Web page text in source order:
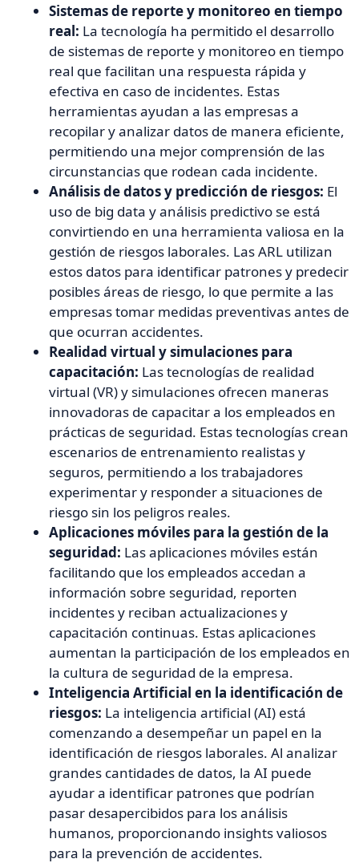
Sistemas de reporte y monitoreo en tiempo
real: La tecnología ha permitido el desarrollo
de sistemas de reporte y monitoreo en tiempo
real que facilitan una respuesta rápida y
efectiva en caso de incidentes. Estas
herramientas ayudan a las empresas a
recopilar y analizar datos de manera eficiente,
permitiendo una mejor comprensión de las
circunstancias que rodean cada incidente.
Análisis de datos y predicción de riesgos: El
uso de big data y análisis predictivo se está
convirtiendo en una herramienta valiosa en la
gestión de riesgos laborales. Las ARL utilizan
estos datos para identificar patrones y predecir
posibles áreas de riesgo, lo que permite a las
empresas tomar medidas preventivas antes de
que ocurran accidentes.
Realidad virtual y simulaciones para
capacitación: Las tecnologías de realidad
virtual (VR) y simulaciones ofrecen maneras
innovadoras de capacitar a los empleados en
prácticas de seguridad. Estas tecnologías crean
escenarios de entrenamiento realistas y
seguros, permitiendo a los trabajadores
experimentar y responder a situaciones de
riesgo sin los peligros reales.
Aplicaciones móviles para la gestión de la
seguridad: Las aplicaciones móviles están
facilitando que los empleados accedan a
información sobre seguridad, reporten
incidentes y reciban actualizaciones y
capacitación continuas. Estas aplicaciones
aumentan la participación de los empleados en
la cultura de seguridad de la empresa.
Inteligencia Artificial en la identificación de
riesgos: La inteligencia artificial (AI) está
comenzando a desempeñar un papel en la
identificación de riesgos laborales. Al analizar
grandes cantidades de datos, la AI puede
ayudar a identificar patrones que podrían
pasar desapercibidos para los análisis
humanos, proporcionando insights valiosos
para la prevención de accidentes.